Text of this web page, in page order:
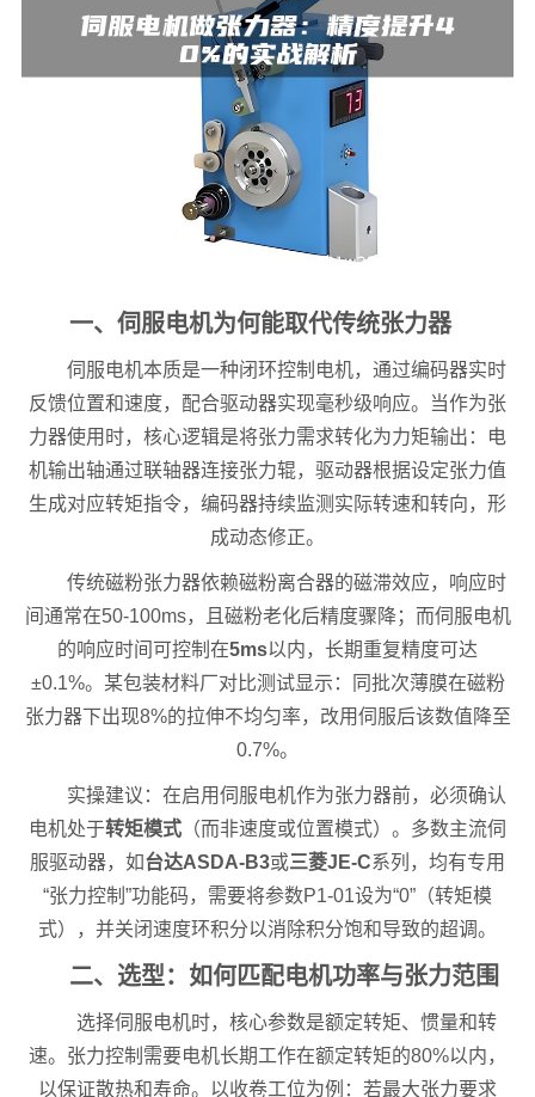
一、伺服电机为何能取代传统张力器
伺服电机本质是一种闭环控制电机，通过编码器实时
反馈位置和速度，配合驱动器实现毫秒级响应。当作为张
力器使用时，核心逻辑是将张力需求转化为力矩输出：电
机输出轴通过联轴器连接张力辊，驱动器根据设定张力值
生成对应转矩指令，编码器持续监测实际转速和转向，形
成动态修正。
传统磁粉张力器依赖磁粉离合器的磁滞效应，响应时
间通常在50-100ms，且磁粉老化后精度骤降；而伺服电机
的响应时间可控制在5ms以内，长期重复精度可达
±0.1%。某包装材料厂对比测试显示：同批次薄膜在磁粉
张力器下出现8%的拉伸不均匀率，改用伺服后该数值降至
0.7%。
实操建议：在启用伺服电机作为张力器前，必须确认
电机处于转矩模式 （而非速度或位置模式）。多数主流伺
服驱动器，如台达ASDA-B3或三菱JE-C系列，均有专用
“张力控制”功能码，需要将参数P1-01设为“0”（转矩模
式），并关闭速度环积分以消除积分饱和导致的超调。
二、选型：如何匹配电机功率与张力范围
选择伺服电机时，核心参数是额定转矩、惯量和转
速。张力控制需要电机长期工作在额定转矩的80%以内，
以保证散热和寿命。以收卷工位为例：若最大张力要求